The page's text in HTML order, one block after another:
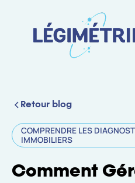
Retour blog
COMPRENDRE LES
IMMOBILIERS
Comment